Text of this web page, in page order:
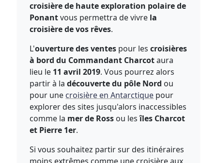
croisière de haute exploration polaire de
Ponantvous permettra de vivre la
croisière de vos rêves.
L'ouverture des ventes pour lescroisières
à bord du Commandant Charcotaura
lieu le 11 avril 2019. Vous pourrez alors
partir à ladécouverte du pôle Nord ou
pour une croisière en Antarctique pour
explorer des sites jusqu'alors inaccessibles
comme la mer de Ross ou lesîles Charcot
et Pierre 1er.
Si vous souhaitez partir sur des itinéraires